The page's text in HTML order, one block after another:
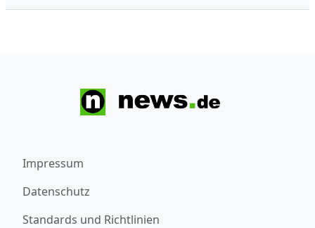
Impressum
Datenschutz
Standards und Richtlinien